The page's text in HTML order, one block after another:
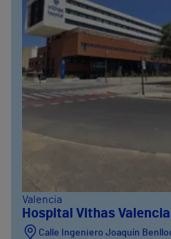
Valencia
Hospital Vithas
Calle Ingeniero Joaquín